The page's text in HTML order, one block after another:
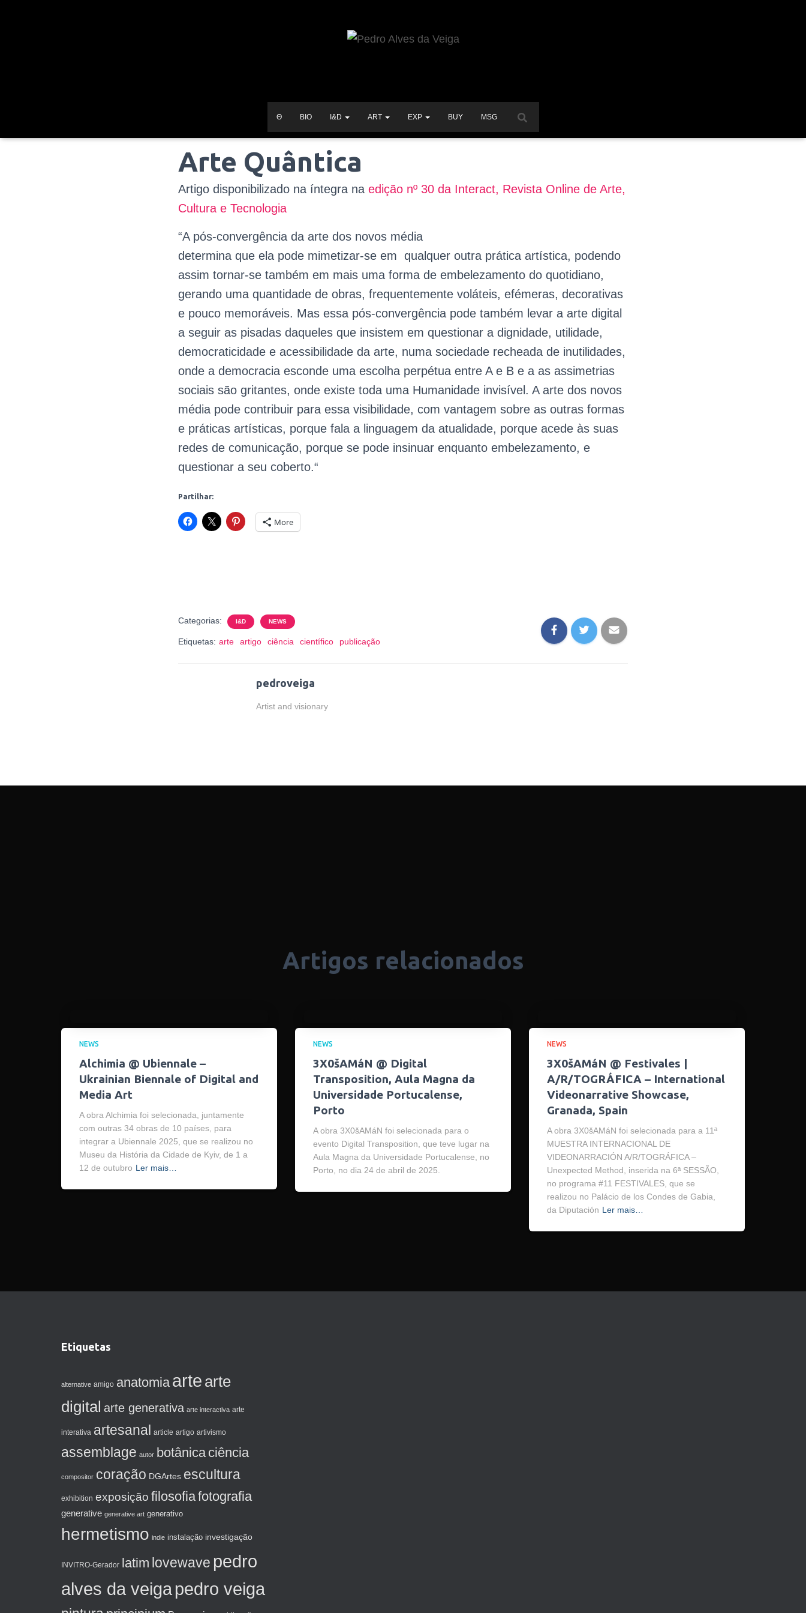
Θ BIO I&D ART EXP BUY MSG
Arte Quântica
Artigo disponibilizado na íntegra na edição nº 30 da Interact, Revista Online de Arte,
Cultura e Tecnologia
“A pós-convergência da arte dos novos média
determina que ela pode mimetizar-se em qualquer outra prática artística, podendo
assim tornar-se também em mais uma forma de embelezamento do quotidiano,
gerando uma quantidade de obras, frequentemente voláteis, efémeras, decorativas
e pouco memoráveis. Mas essa pós-convergência pode também levar a arte digital
a seguir as pisadas daqueles que insistem em questionar a dignidade, utilidade,
democraticidade e acessibilidade da arte, numa sociedade recheada de inutilidades,
onde a democracia esconde uma escolha perpétua entre A e B e a as assimetrias
sociais são gritantes, onde existe toda uma Humanidade invisível. A arte dos novos
média pode contribuir para essa visibilidade, com vantagem sobre as outras formas
e práticas artísticas, porque fala a linguagem da atualidade, porque acede às suas
redes de comunicação, porque se pode insinuar enquanto embelezamento, e
questionar a seu coberto.“
Partilhar:
More
Categorias: I&D NEWS
Etiquetas: arte artigo ciência científico publicação
pedroveiga
Artist and visionary
Artigos relacionados
NEWS
Alchimia @ Ubiennale –
Ukrainian Biennale of Digital and
Media Art
A obra Alchimia foi selecionada, juntamente
com outras 34 obras de 10 países, para
integrar a Ubiennale 2025, que se realizou no
Museu da História da Cidade de Kyiv, de 1 a
12 de outubro Ler mais…
NEWS
3X0šAMáN @ Digital
Transposition, Aula Magna da
Universidade Portucalense,
Porto
A obra 3X0šAMáN foi selecionada para o
evento Digital Transposition, que teve lugar na
Aula Magna da Universidade Portucalense, no
Porto, no dia 24 de abril de 2025.
NEWS
3X0šAMáN @ Festivales |
A/R/TOGRÁFICA – International
Videonarrative Showcase,
Granada, Spain
A obra 3X0šAMáN foi selecionada para a 11ª
MUESTRA INTERNACIONAL DE
VIDEONARRACIÓN A/R/TOGRÁFICA –
Unexpected Method, inserida na 6ª SESSÃO,
no programa #11 FESTIVALES, que se
realizou no Palácio de los Condes de Gabia,
da Diputación Ler mais…
Etiquetas
alternative amigo anatomia arte arte
digital arte generativa arte interactiva arte
interativa artesanal article artigo artivismo
assemblage autor botânica ciência
compositor coração DGArtes escultura
exhibition exposição filosofiafotografia
generative generative art generativo
hermetismo indie instalação investigação
INVITRO-Gerador latim lovewave pedro
alves da veigapedro veiga